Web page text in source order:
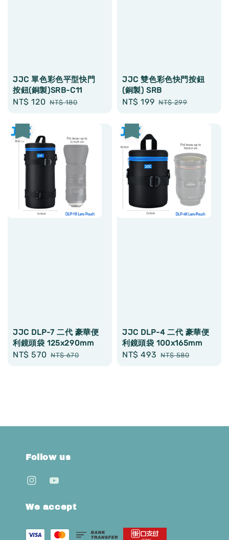
JJC 單色彩色平型快門
按鈕(銅製)SRB-C11
Sale
NT$ 120 Regular
NT$ 180
JJC 雙色彩色快門按鈕
(銅製) SRB
Sale
NT$ 199 Regular
NT$ 299
JJC DLP-7 二代 豪華便
利鏡頭袋 125x290mm
Sale
NT$ 570 Regular
NT$ 670
JJC DLP-4 二代 豪華便
利鏡頭袋 100x165mm
Sale
NT$ 493 Regular
NT$ 580
Follow us
We accept